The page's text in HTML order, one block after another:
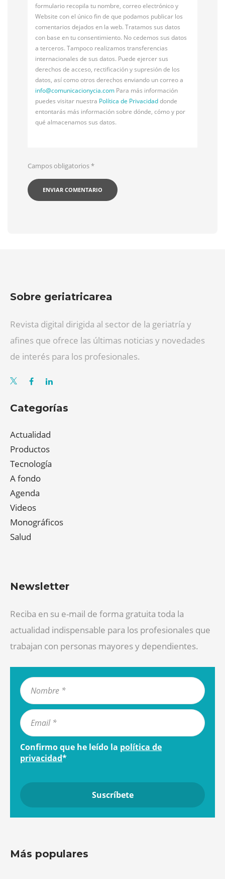
formulario recopila tu nombre, correo electrónico y
Website con el único fin de que podamos publicar los
comentarios dejados en la web. Tratamos sus datos
con base en tu consentimiento. No cedemos sus datos
a terceros. Tampoco realizamos transferencias
internacionales de sus datos. Puede ejercer sus
derechos de acceso, rectificación y supresión de los
datos, así como otros derechos enviando un correo a
info@comunicacionycia.com Para más información
puedes visitar nuestra Política de Privacidaddonde
entontarás más información sobre dónde, cómo y por
qué almacenamos sus datos.
Campos obligatorios*
Sobre geriatricarea
Revista digital dirigida al sector de la geriatría y
afines que ofrece las últimas noticias y novedades
de interés para los profesionales.
Categorías
Actualidad
Productos
Tecnología
A fondo
Agenda
Videos
Monográficos
Salud
Newsletter
Reciba en su e-mail de forma gratuita toda la
actualidad indispensable para los profesionales que
trabajan con personas mayores y dependientes.
Confirmo que he leído la política de
privacidad*
Más populares